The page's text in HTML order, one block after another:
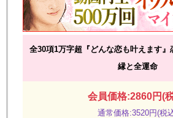
全30項1万字超『どんな恋も叶えます
縁と全運命
会員価格:2860円(
通常価格:3520円(税